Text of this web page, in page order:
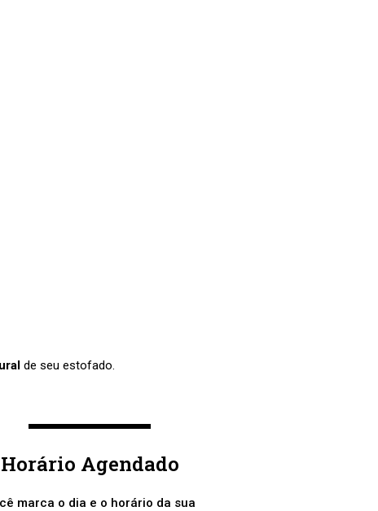
de seu estofado.
Horário Agendado
marca o dia e o horário da sua